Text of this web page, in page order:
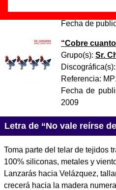
Referencia:
Fecha de
“Cobre
Grupo(s): Sr.
Referencia:
Fecha de
2009
Letra de “No vale reírse
Toma parte del telar de tejidos
100% siliconas, metales y
Lanzarás hacia Velázquez,
crecerá hacia la madera